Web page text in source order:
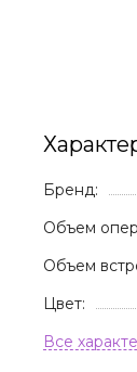
Бренд:
Объем
Объем
Цвет: